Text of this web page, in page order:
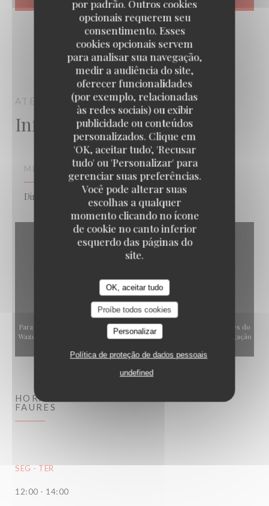
por padrão. Outros cookies
opcionais requerem seu
consentimento. Esses
cookies opcionais servem
para analisar sua navegação,
medir a audiência do site,
oferecer funcionalidades
(por exemplo, relacionadas
às redes sociais) ou exibir
publicidade ou conteúdos
personalizados. Clique em
'OK, aceitar tudo', 'Recusar
tudo' ou 'Personalizar' para
gerenciar suas preferências.
Você pode alterar suas
escolhas a qualquer
momento clicando no ícone
de cookie no canto inferior
esquerdo das páginas do
site.
OK, aceitar tudo
Proíbe todos cookies
Personalizar
Política de proteção de dados pessoais
undefined
ATELIER DES FAURESBORDEAUX
Informações gerais
MÉTODOS DE PAGAMENTO
Dinheiro, Cartão Azul
Para exibir o mapa interativo do Waze, você deve aceitar os cookies do
Waze Map (Google). Esses cookies podem coletar dados de navegação
HORÁRIO DE ABERTURA
ATELIER DES
FAURES
SEG - TER
12:00 - 14:00